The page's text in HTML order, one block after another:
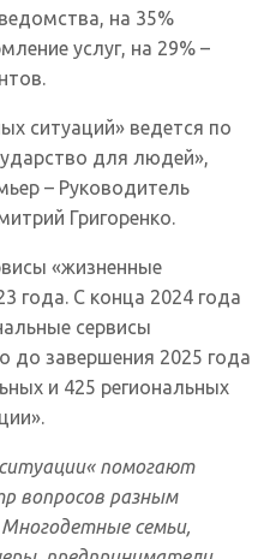
на 35%
услуг, на 29% –
ситуаций» ведется по
для людей»,
– Руководитель
Григоренко.
«жизненные
года. С конца 2024 года
сервисы
до завершения 2025 года
и 425 региональных
«помогают
вопросов разным
семьи,